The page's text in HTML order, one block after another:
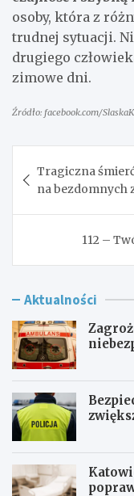
osoby, która z
trudnej sytuacji.
drugiego
zimowe dni.
Źródło: facebook.com/
wpisu
Tragiczna
na bezdomnych
112 –
Aktualności